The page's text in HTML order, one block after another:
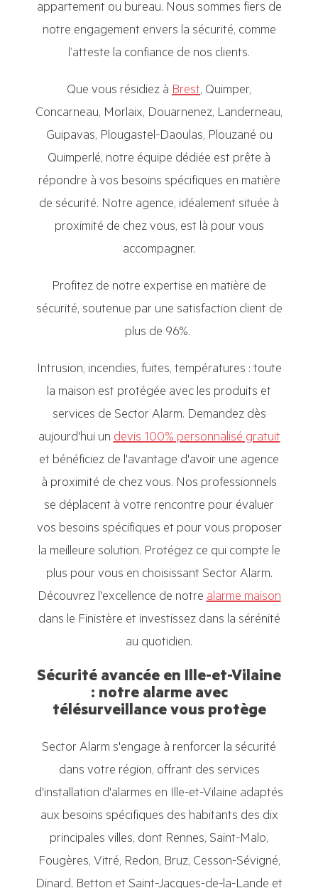
appartement ou bureau. Nous sommes fiers de
notre engagement envers la sécurité, comme
l’atteste la confiance de nos clients.
Que vous résidiez à Brest, Quimper,
Concarneau, Morlaix, Douarnenez, Landerneau,
Guipavas, Plougastel-Daoulas, Plouzané ou
Quimperlé, notre équipe dédiée est prête à
répondre à vos besoins spécifiques en matière
de sécurité. Notre agence, idéalement située à
proximité de chez vous, est là pour vous
accompagner.
Profitez de notre expertise en matière de
sécurité, soutenue par une satisfaction client de
plus de 96%.
Intrusion, incendies, fuites, températures : toute
la maison est protégée avec les produits et
services de Sector Alarm. Demandez dès
aujourd'hui undevis 100% personnalisé gratuit
et bénéficiez de l'avantage d'avoir une agence
à proximité de chez vous. Nos professionnels
se déplacent à votre rencontre pour évaluer
vos besoins spécifiques et pour vous proposer
la meilleure solution. Protégez ce qui compte le
plus pour vous en choisissant Sector Alarm.
Découvrez l'excellence de notrealarme maison
dans le Finistère et investissez dans la sérénité
au quotidien.
Sécurité avancée en Ille-et-Vilaine
: notre alarme avec
télésurveillance vous protège
Sector Alarm s'engage à renforcer la sécurité
dans votre région, offrant des services
d'installation d'alarmes en Ille-et-Vilaine adaptés
aux besoins spécifiques des habitants des dix
principales villes, dont Rennes, Saint-Malo,
Fougères, Vitré, Redon, Bruz, Cesson-Sévigné,
Dinard, Betton et Saint-Jacques-de-la-Lande et